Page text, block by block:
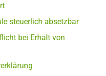
steuerlich absetzbar
bei Erhalt von